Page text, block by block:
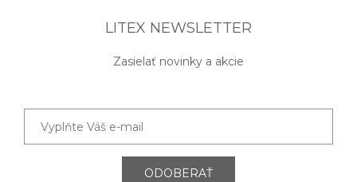
LITEX NEWSLETTER
Zasielať novinky a akcie
ODOBERAŤ